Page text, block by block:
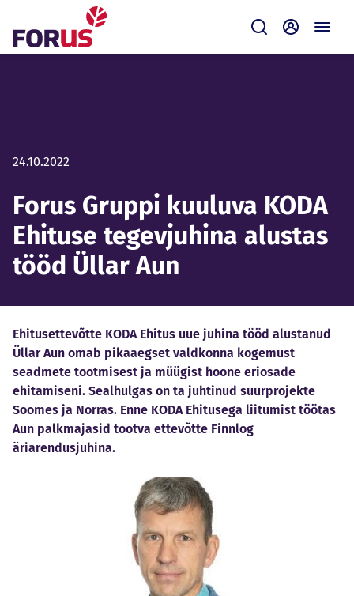
Saada
24.10.2022
Forus Gruppi kuuluva KODA
Ehituse tegevjuhina alustas
tööd Üllar Aun
Ehitusettevõtte KODA Ehitus uue juhina tööd alustanud
Üllar Aun omab pikaaegset valdkonna kogemust
seadmete tootmisest ja müügist hoone eriosade
ehitamiseni. Sealhulgas on ta juhtinud suurprojekte
Soomes ja Norras. Enne KODA Ehitusega liitumist töötas
Aun palkmajasid tootva ettevõtte Finnlog
äriarendusjuhina.